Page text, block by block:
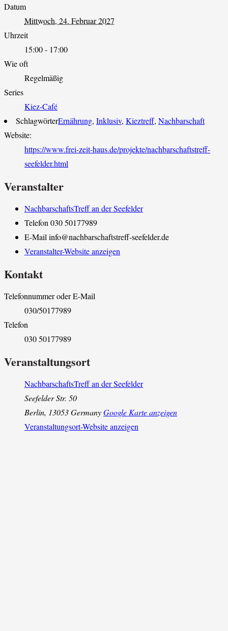
Datum
Mittwoch, 24. Februar 2027
Uhrzeit
15:00 - 17:00
Wie oft
Regelmäßig
Series
Kiez-Café
SchlagwörterErnährung, Inklusiv, Kieztreff, Nachbarschaft
Website:
https://www.frei-zeit-haus.de/projekte/nachbarschaftstreff-
seefelder.html
Veranstalter
NachbarschaftsTreff an der Seefelder
Telefon 030 50177989
E-Mail info@nachbarschaftstreff-seefelder.de
Veranstalter-Website anzeigen
Kontakt
Telefonnummer oder E-Mail
030/50177989
Telefon
030 50177989
Veranstaltungsort
NachbarschaftsTreff an der Seefelder
Seefelder Str. 50
Berlin, 13053GermanyGoogle Karte anzeigen
Veranstaltungsort-Website anzeigen